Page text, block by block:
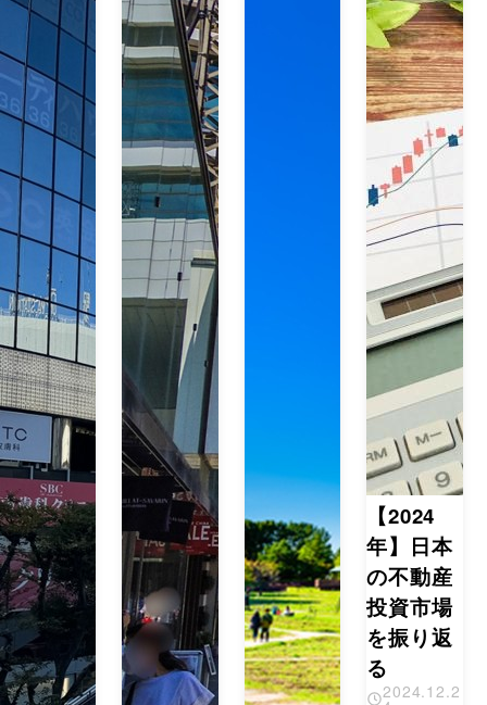
【2024
年】日本
の不動産
投資市場
を振り返
る
2024.12.2